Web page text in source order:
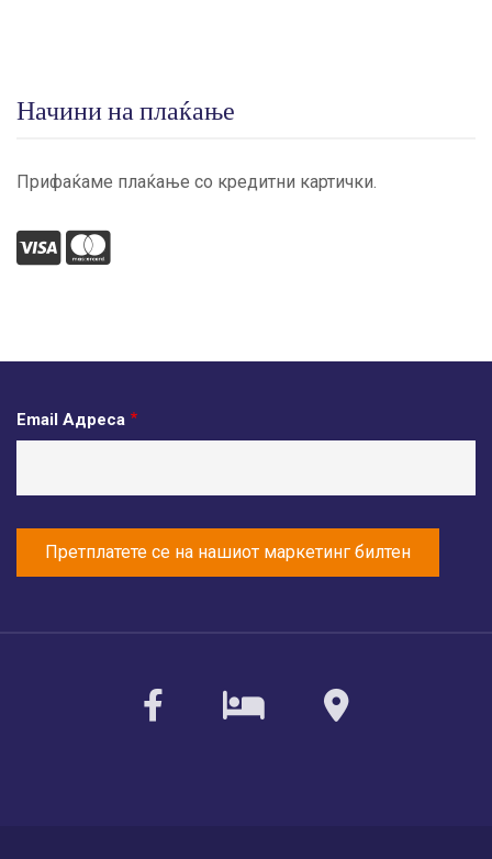
Начини на плаќање
Прифаќаме плаќање со кредитни картички.
visamastercard
Email Адреса
facebook
sirvoymaps